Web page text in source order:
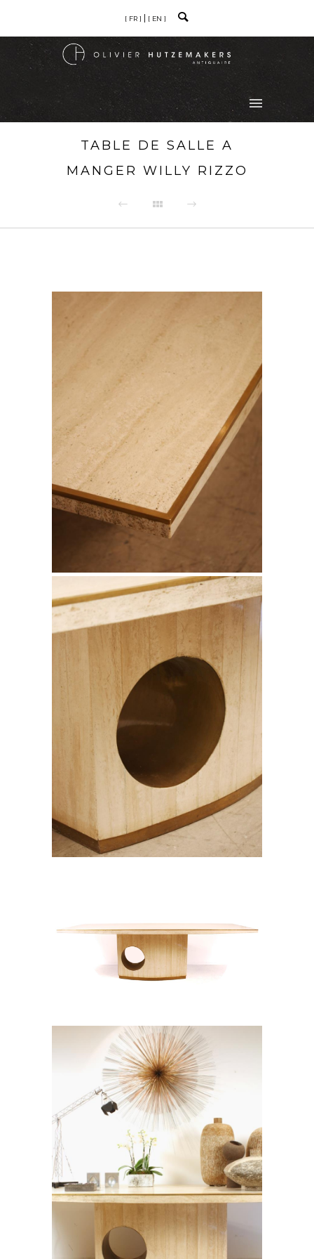
[ FR ] [ EN ]
TABLE DE SALLE A
MANGER WILLY RIZZO